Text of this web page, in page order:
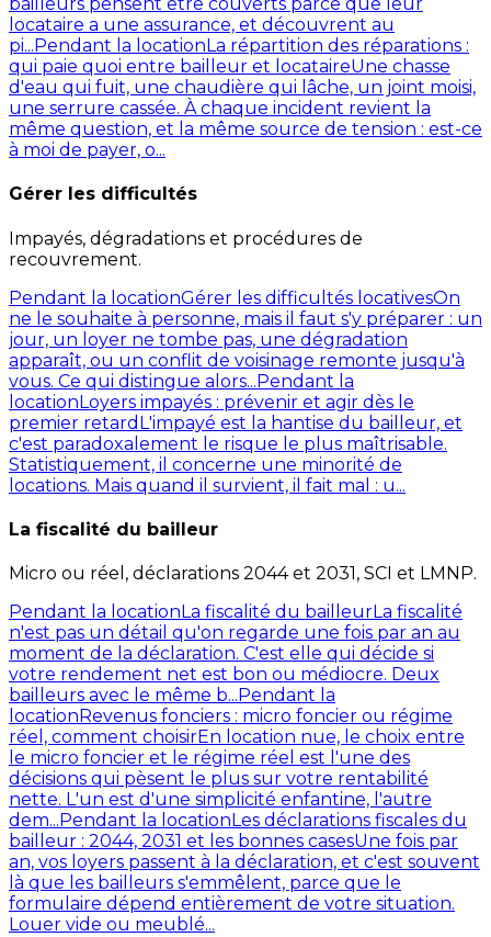
locataire a une assurance, et découvrent au
pi...Pendant la locationLa répartition des réparations :
qui paie quoi entre bailleur et locataireUne chasse
d'eau qui fuit, une chaudière qui lâche, un joint moisi,
une serrure cassée. À chaque incident revient la
même question, et la même source de tension : est-ce
à moi de payer, o...
Gérer les difficultés
Impayés, dégradations et procédures de
recouvrement.
Pendant la locationGérer les difficultés locativesOn
ne le souhaite à personne, mais il faut s'y préparer : un
jour, un loyer ne tombe pas, une dégradation
apparaît, ou un conflit de voisinage remonte jusqu'à
vous. Ce qui distingue alors...Pendant la
locationLoyers impayés : prévenir et agir dès le
premier retard L'impayé est la hantise du bailleur, et
c'est paradoxalement le risque le plus maîtrisable.
Statistiquement, il concerne une minorité de
locations. Mais quand il survient, il fait mal : u...
La fiscalité du bailleur
Micro ou réel, déclarations 2044 et 2031, SCI et LMNP.
Pendant la location La fiscalité du bailleurLa fiscalité
n'est pas un détail qu'on regarde une fois par an au
moment de la déclaration. C'est elle qui décide si
votre rendement net est bon ou médiocre. Deux
bailleurs avec le même b... Pendant la
location Revenus fonciers : micro foncier ou régime
réel, comment choisirEn location nue, le choix entre
le micro foncier et le régime réel est l'une des
décisions qui pèsent le plus sur votre rentabilité
nette. L'un est d'une simplicité enfantine, l'autre
dem... Pendant la location Les déclarations fiscales du
bailleur : 2044, 2031 et les bonnes casesUne fois par
an, vos loyers passent à la déclaration, et c'est souvent
là que les bailleurs s'emmêlent, parce que le
formulaire dépend entièrement de votre situation.
Louer vide ou meublé...